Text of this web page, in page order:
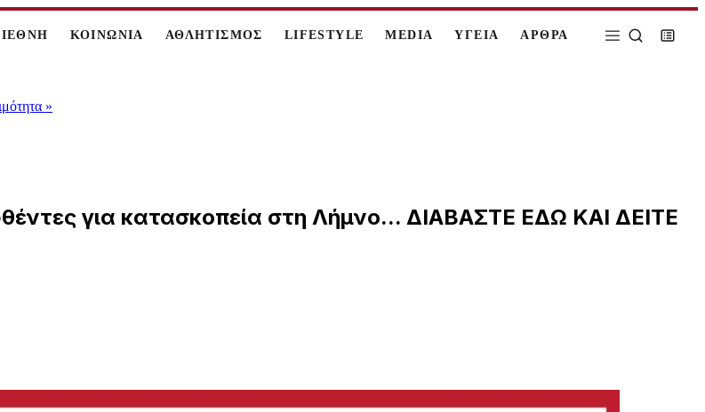
ΚΟΙΝΩΝΙΑ ΑΘΛΗΤΙΣΜΟΣ LIFESTYLE MEDIA ΥΓΕΙΑ ΑΡΘΡΑ
»
για κατασκοπεία στη Λήμνο... ΔΙΑΒΑΣΤΕ ΕΔΩ ΚΑΙ ΔΕΙΤΕ